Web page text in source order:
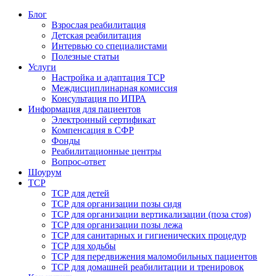
Блог
Взрослая реабилитация
Детская реабилитация
Интервью со специалистами
Полезные статьи
Услуги
Настройка и адаптация ТСР
Междисциплинарная комиссия
Консультация по ИПРА
Информация для пациентов
Электронный сертификат
Компенсация в СФР
Фонды
Реабилитационные центры
Вопрос-ответ
Шоурум
ТСР
ТСР для детей
ТСР для организации позы сидя
ТСР для организации вертикализации (поза стоя)
ТСР для организации позы лежа
ТСР для санитарных и гигиенических процедур
ТСР для ходьбы
ТСР для передвижения маломобильных пациентов
ТСР для домашней реабилитации и тренировок